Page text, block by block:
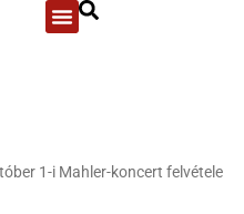
1-i Mahler-koncert felvétele